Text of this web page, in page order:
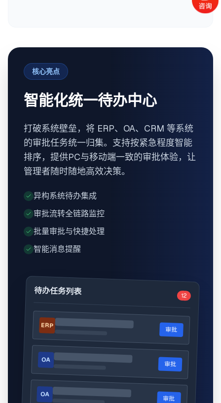
核心亮点
智能化统一待办中心
打破系统壁垒，将 ERP、OA、CRM 等系统
的审批任务统一归集。支持按紧急程度智能
排序，提供PC与移动端一致的审批体验，让
管理者随时随地高效决策。
异构系统待办集成
审批流转全链路监控
批量审批与快捷处理
智能消息提醒
待办任务列表 12
ERP
审批
OA
审批
OA
审批